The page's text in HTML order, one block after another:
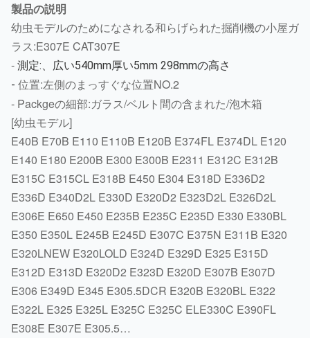
製品の説明
幼虫モデルのためになされる和らげられた掘削機の小屋ガ
ラス:E307E CAT307E
- 測定:、広い540mm厚い5mm 298mmの高さ
- 位置:左側のまっすぐな位置NO.2
- Packgeの細部:ガラス/ベルト間の含まれた/泡木箱
[幼虫モデル]
E40B E70B E110 E110B E120B E374FL E374DL E120
E140 E180 E200B E300 E300B E2311 E312C E312B
E315C E315CL E318B E450 E304 E318D E336D2
E336D E340D2L E330D E320D2 E323D2L E326D2L
E306E E650 E450 E235B E235C E235D E330 E330BL
E350 E350L E245B E245D E307C E375N E311B E320
E320LNEW E320LOLD E324D E329D E325 E315D
E312D E313D E320D2 E323D E320D E307B E307D
E306 E349D E345 E305.5DCR E320B E320BL E322
E322L E325 E325L E325C E325C ELE330C E390FL
E308E E307E E305.5…